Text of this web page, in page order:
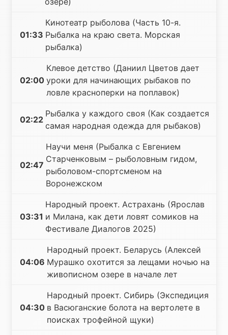
01:33
Кинотеатр рыболова (Часть 10-я.
Рыбалка на краю света. Морская
рыбалка)
02:00
Клевое детство (Даниил Цветов дает
уроки для начинающих рыбаков по
ловле красноперки на поплавок)
02:22
Рыбалка у каждого своя (Как создается
самая народная одежда для рыбаков)
02:47
Научи меня (Рыбалка с Евгением
Старченковым – рыболовным гидом,
рыболовом-спортсменом на
Воронежском
03:31
Народный проект. Астрахань (Ярослав
и Милана, как дети ловят сомиков на
Фестивале Диалогов 2025)
04:06
Народный проект. Беларусь (Алексей
Мурашко охотится за лещами ночью на
живописном озере в начале лет
04:30
Народный проект. Сибирь (Экспедиция
в Васюганские болота на вертолете в
поисках трофейной щуки)